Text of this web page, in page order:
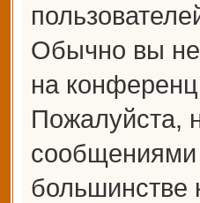
Обычно вы не
на
Пожалуйста,
сообщениями
большинстве